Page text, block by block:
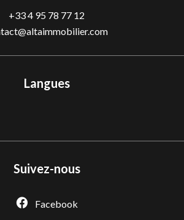
+33 4 95 78 77 12
Langues
Suivez-nous
Facebook